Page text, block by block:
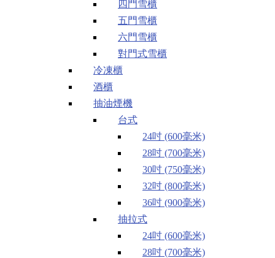
四門雪櫃
五門雪櫃
六門雪櫃
對門式雪櫃
冷凍櫃
酒櫃
抽油煙機
台式
24吋 (600毫米)
28吋 (700毫米)
30吋 (750毫米)
32吋 (800毫米)
36吋 (900毫米)
抽拉式
24吋 (600毫米)
28吋 (700毫米)